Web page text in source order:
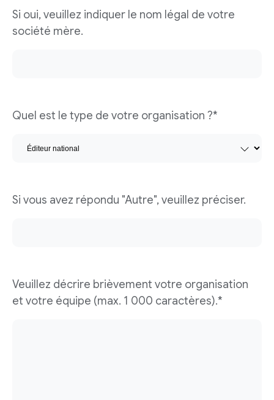
Si oui, veuillez indiquer le nom légal de votre
société mère.
Quel est le type de votre organisation ?*
Si vous avez répondu "Autre", veuillez préciser.
Veuillez décrire brièvement votre organisation
et votre équipe (max. 1 000 caractères).*